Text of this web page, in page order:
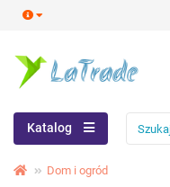
Katalog
Dom i ogród